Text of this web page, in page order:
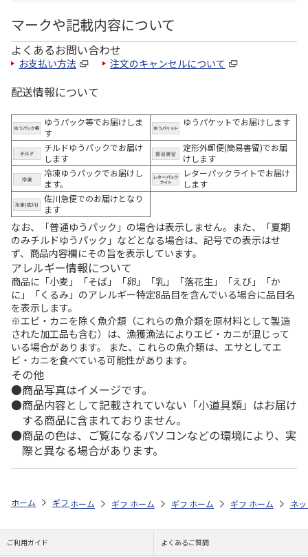
マークや記載内容について
よくあるお問い合わせ
お支払い方法 注文のキャンセルについて
配送情報について
ゆうパック等でお届けしま
す
ゆうパケットでお届けします
チルドゆうパックでお届け
します
定形外郵便(簡易書留)でお届
けします
冷凍ゆうパックでお届けし
ます。
レターパックライトでお届け
します
佐川急便でのお届けとなり
ます
なお、「普通ゆうパック」の場合は表示しません。また、「夏期
のみチルドゆうパック」などとなる場合は、記号での表示はせ
ず、商品内容欄にその旨を表示しています。
アレルギー情報について
商品に「小麦」「そば」「卵」「乳」「落花生」「えび」「か
に」「くるみ」のアレルギー特定8品目を含んでいる場合に品目名
を表示します。
※エビ・カニを除く魚介類（これらの魚介類を原材料として製造
された加工品も含む）は、漁獲漁法によりエビ・カニが混じって
いる場合があります。 また、これらの魚介類は、エサとしてエ
ビ・カニを食べている可能性があります。
その他
商品写真はイメージです。
商品内容として記載されていない「小道具類」はお届け
する商品に含まれておりません。
商品の色は、ご覧になるパソコンなどの環境により、実
際と異なる場合があります。
ホーム ギフトストア お中元・夏ギフト特集 2026 お菓子・スイーツ
ホーム ギフトストア お中元・夏ギフト特集 2026
ホーム ギフトストア お中元・夏ギフト
ホーム ギフトストア お
ホーム ネ
ご利用ガイド よくあるご質問